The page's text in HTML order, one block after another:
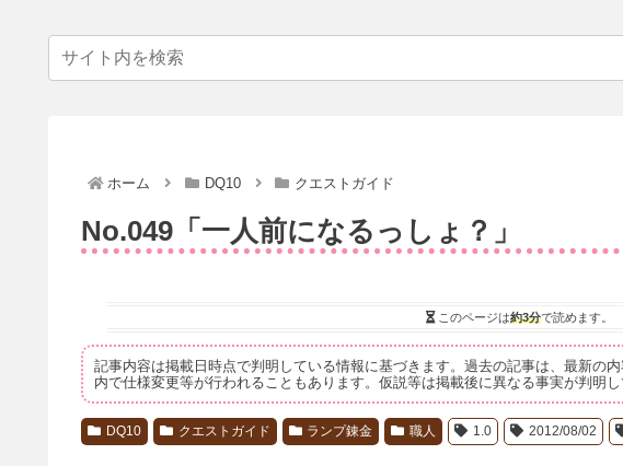
ホーム DQ10 クエストガイド
No.049「一人前になるっしょ？」
このページは約3分で読めます。
記事内容は掲載日時点で判明している情報に基づきます。過去の記事は、最新の
内で仕様変更等が行われることもあります。仮説等は掲載後に異なる事実が判明し
DQ10 クエストガイド ランプ錬金 職人 1.0 2012/08/02